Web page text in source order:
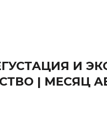
И
| МЕСЯЦ